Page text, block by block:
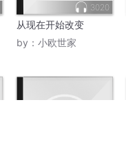
3020
从现在开始改变
by： 小欧世家